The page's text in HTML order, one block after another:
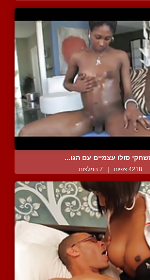
סולו עצמיים עם הגו...
4218 צפיות | 7 המלצות